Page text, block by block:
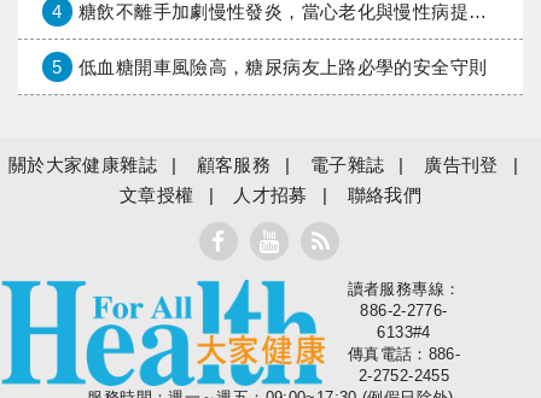
4 糖飲不離手加劇慢性發炎，當心老化與慢性病提早報到
5 低血糖開車風險高，糖尿病友上路必學的安全守則
關於大家健康雜誌 顧客服務 電子雜誌
廣告刊登
文章授權
人才招募 聯絡我們
大家健康
讀者服務專線：
886-2-2776-
6133#4
傳真電話：886-
2-2752-2455